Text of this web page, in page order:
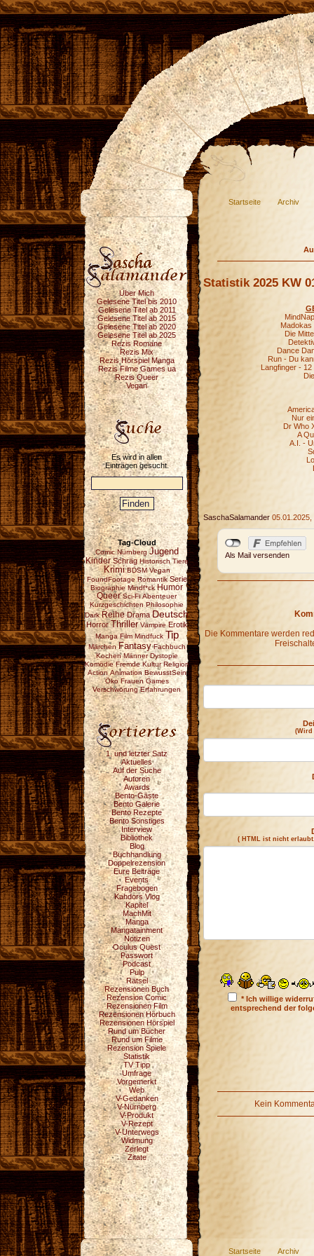
Startseite Archiv
Über Mich
Gelesene Titel bis 2010
Gelesene Titel ab 2011
Gelesene Titel ab 2015
Gelesene Titel ab 2020
Gelesene Titel ab 2025
Rezis Romane
Rezis Mix
Rezis Hörspiel Manga
Rezis Filme Games ua
Rezis Queer
Vegan
Es wird in allen
Einträgen gesucht.
Tag-Cloud
Comic Nürnberg Jugend
Kinder Schräg Historisch Tiere
Krimi BDSM Vegan
FoundFootage Romantik Serie
Biographie Mindf*ck Humor
Queer Sci-Fi Abenteuer
Kurzgeschichten Philosophie
Dark Reihe Drama Deutsch
Horror Thriller Vampire Erotik
Manga Film Mindfuck Tip
Märchen Fantasy Fachbuch
Kochen Männer Dystopie
Komödie Fremde Kultur Religion
Action Animation BewusstSein
Öko Frauen Games
Verschwörung Erfahrungen
1. und letzter Satz
Aktuelles
Auf der Suche
Autoren
Awards
Bento-Gäste
Bento Galerie
Bento Rezepte
Bento Sonstiges
Interview
Bibliothek
Blog
Buchhandlung
Doppelrezension
Eure Beiträge
Events
Fragebogen
Kahdors Vlog
Kapitel
MachMit
Manga
Mangatainment
Notizen
Oculus Quest
Passwort
Podcast
Pulp
Rätsel
Rezensionen Buch
Rezension Comic
Rezensionen Film
Rezensionen Hörbuch
Rezensionen Hörspiel
Rund um Bücher
Rund um Filme
Rezension Spiele
Statistik
TV Tipp
Umfrage
Vorgemerkt
Web
V-Gedanken
V-Nürnberg
V-Produkt
V-Rezept
V-Unterwegs
Widmung
Zerlegt
Zitate
Statistik 2025 KW
Madokas
Die
Dance
Run - Du
Langfinger -
Nur
Dr Who
A
A.I. -
SaschaSalamander 05.01.2025,
Als Mail versenden
Die Kommentare werden
(Wird
( HTML ist nicht
* Ich willige
entsprechend der
Kein
Startseite Archiv